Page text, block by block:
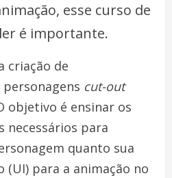
esse curso de
é importante.
criação de
cut-out
objetivo é ensinar os
necessários para
quanto sua
(UI) para a animação no